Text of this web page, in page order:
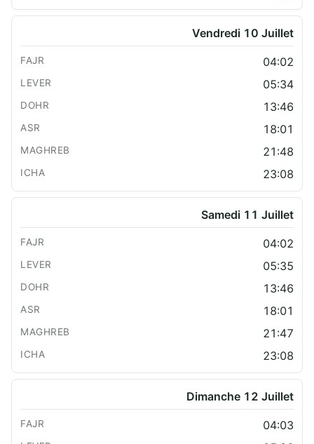
Vendredi 10 Juillet
04:02
05:34
13:46
18:01
21:48
23:08
Samedi 11 Juillet
04:02
05:35
13:46
18:01
21:47
23:08
Dimanche 12 Juillet
04:03